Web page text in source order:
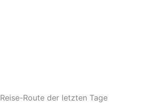
Reise-Route der letzten Tage